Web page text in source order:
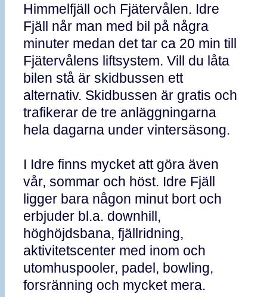
Himmelfjäll och Fjätervålen. Idre
Fjäll når man med bil på några
minuter medan det tar ca 20 min till
Fjätervålens liftsystem. Vill du låta
bilen stå är skidbussen ett
alternativ. Skidbussen är gratis och
trafikerar de tre anläggningarna
hela dagarna under vintersäsong.
I Idre finns mycket att göra även
vår, sommar och höst. Idre Fjäll
ligger bara någon minut bort och
erbjuder bl.a. downhill,
höghöjdsbana, fjällridning,
aktivitetscenter med inom och
utomhuspooler, padel, bowling,
forsränning och mycket mera.